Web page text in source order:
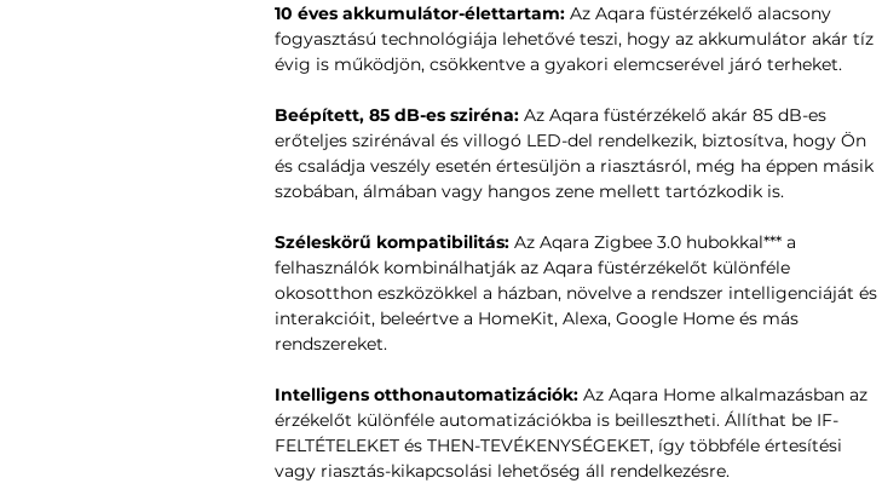
10 éves akkumulátor-élettartam: Az Aqara füstérzékelő alacsony
fogyasztású technológiája lehetővé teszi, hogy az akkumulátor akár tíz
évig is működjön, csökkentve a gyakori elemcserével járó terheket.
Beépített, 85 dB-es sziréna: Az Aqara füstérzékelő akár 85 dB-es
erőteljes szirénával és villogó LED-del rendelkezik, biztosítva, hogy Ön
és családja veszély esetén értesüljön a riasztásról, még ha éppen másik
szobában, álmában vagy hangos zene mellett tartózkodik is.
Széleskörű kompatibilitás: Az Aqara Zigbee 3.0 hubokkal*** a
felhasználók kombinálhatják az Aqara füstérzékelőt különféle
okosotthon eszközökkel a házban, növelve a rendszer intelligenciáját és
interakcióit, beleértve a HomeKit, Alexa, Google Home és más
rendszereket.
Intelligens otthonautomatizációk: Az Aqara Home alkalmazásban az
érzékelőt különféle automatizációkba is beillesztheti. Állíthat be IF-
FELTÉTELEKET és THEN-TEVÉKENYSÉGEKET, így többféle értesítési
vagy riasztás-kikapcsolási lehetőség áll rendelkezésre.